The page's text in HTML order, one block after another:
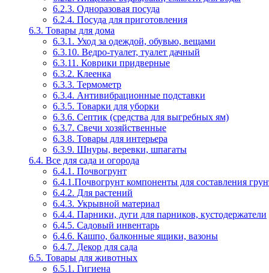
6.2.3. Одноразовая посуда
6.2.4. Посуда для приготовления
6.3. Товары для дома
6.3.1. Уход за одеждой, обувью, вещами
6.3.10. Ведро-туалет, туалет дачный
6.3.11. Коврики придверные
6.3.2. Клеенка
6.3.3. Термометр
6.3.4. Антивибрационные подставки
6.3.5. Товарки для уборки
6.3.6. Септик (средства для выгребных ям)
6.3.7. Свечи хозяйственные
6.3.8. Товары для интерьера
6.3.9. Шнуры, веревки, шпагаты
6.4. Все для сада и огорода
6.4.1. Почвогрунт
6.4.1.Почвогрунт компоненты для составления
6.4.2. Для растений
6.4.3. Укрывной материал
6.4.4. Парники, дуги для парников, кустодержатели
6.4.5. Садовый инвентарь
6.4.6. Кашпо, балконные ящики, вазоны
6.4.7. Декор для сада
6.5. Товары для животных
6.5.1. Гигиена